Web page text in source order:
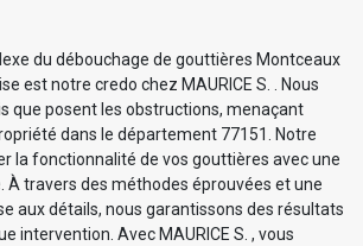
du débouchage de gouttières Montceaux
est notre credo chez MAURICE S. . Nous
que posent les obstructions, menaçant
dans le département 77151. Notre
la fonctionnalité de vos gouttières avec une
À travers des méthodes éprouvées et une
aux détails, nous garantissons des résultats
intervention. Avec MAURICE S. , vous